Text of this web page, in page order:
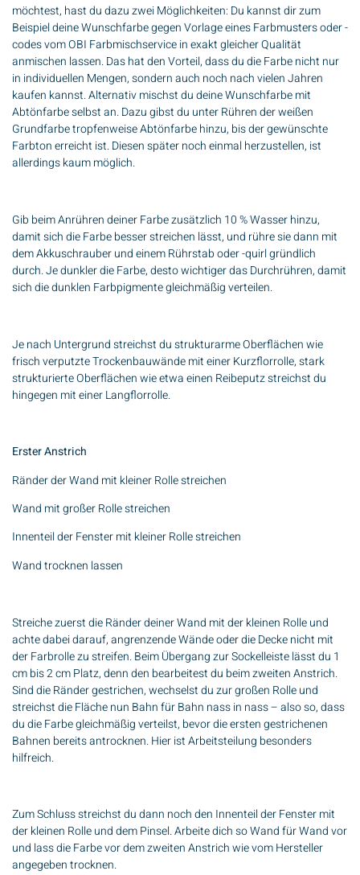
möchtest, hast du dazu zwei Möglichkeiten: Du kannst dir zum
Beispiel deine Wunschfarbe gegen Vorlage eines Farbmusters oder -
codes vom OBI Farbmischservice in exakt gleicher Qualität
anmischen lassen. Das hat den Vorteil, dass du die Farbe nicht nur
in individuellen Mengen, sondern auch noch nach vielen Jahren
kaufen kannst. Alternativ mischst du deine Wunschfarbe mit
Abtönfarbe selbst an. Dazu gibst du unter Rühren der weißen
Grundfarbe tropfenweise Abtönfarbe hinzu, bis der gewünschte
Farbton erreicht ist. Diesen später noch einmal herzustellen, ist
allerdings kaum möglich.
Gib beim Anrühren deiner Farbe zusätzlich 10 % Wasser hinzu,
damit sich die Farbe besser streichen lässt, und rühre sie dann mit
dem Akkuschrauber und einem Rührstab oder -quirl gründlich
durch. Je dunkler die Farbe, desto wichtiger das Durchrühren, damit
sich die dunklen Farbpigmente gleichmäßig verteilen.
Je nach Untergrund streichst du strukturarme Oberflächen wie
frisch verputzte Trockenbauwände mit einer Kurzflorrolle, stark
strukturierte Oberflächen wie etwa einen Reibeputz streichst du
hingegen mit einer Langflorrolle.
Erster Anstrich
Ränder der Wand mit kleiner Rolle streichen
Wand mit großer Rolle streichen
Innenteil der Fenster mit kleiner Rolle streichen
Wand trocknen lassen
Streiche zuerst die Ränder deiner Wand mit der kleinen Rolle und
achte dabei darauf, angrenzende Wände oder die Decke nicht mit
der Farbrolle zu streifen. Beim Übergang zur Sockelleiste lässt du 1
cm bis 2 cm Platz, denn den bearbeitest du beim zweiten Anstrich.
Sind die Ränder gestrichen, wechselst du zur großen Rolle und
streichst die Fläche nun Bahn für Bahn nass in nass – also so, dass
du die Farbe gleichmäßig verteilst, bevor die ersten gestrichenen
Bahnen bereits antrocknen. Hier ist Arbeitsteilung besonders
hilfreich.
Zum Schluss streichst du dann noch den Innenteil der Fenster mit
der kleinen Rolle und dem Pinsel. Arbeite dich so Wand für Wand vor
und lass die Farbe vor dem zweiten Anstrich wie vom Hersteller
angegeben trocknen.